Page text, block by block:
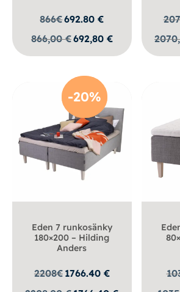
866€692.80€
866,00€692,80 €
-20%
-20%
Eden 7 runkosänky
180×200 – Hilding
Anders
2208€ 1766.40 €